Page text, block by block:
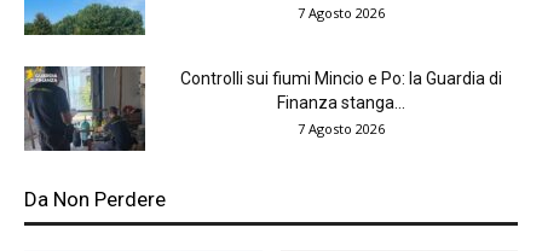
7 Agosto 2026
Controlli sui fiumi Mincio e Po: la Guardia di
Finanza stanga...
7 Agosto 2026
Da Non Perdere